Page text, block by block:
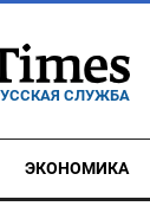
СЛУЖБА
ЭКОНОМИКА